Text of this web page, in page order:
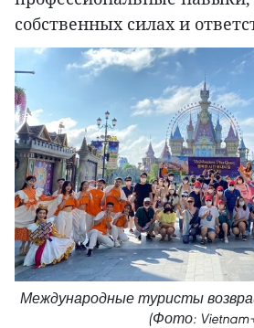
собственных силах и
Международные туристы
(Фото: